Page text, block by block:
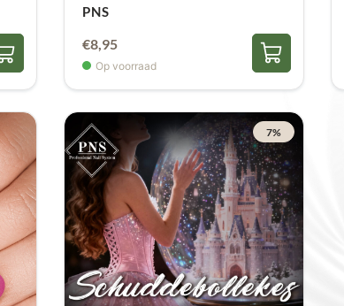
PNS
€8,95
Op voorraad
7%